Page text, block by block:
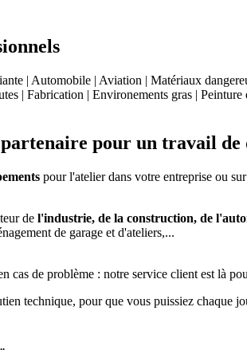
| Automobile | Aviation | Matériaux
| Fabrication | Environements gras |
partenaire pour un travail de
pour l'atelier dans votre entreprise ou
de l'industrie, de la construction, de
de garage et d'ateliers,...
cas de problème : notre service client est là
technique, pour que vous puissiez chaque